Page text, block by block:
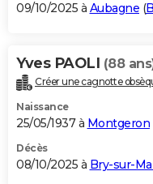
09/10/2025 à Aubagne (
Yves PAOLI (88
Créer une cagnotte
Naissance
25/05/1937 à Montgeron
Décès
08/10/2025 à Bry-sur-